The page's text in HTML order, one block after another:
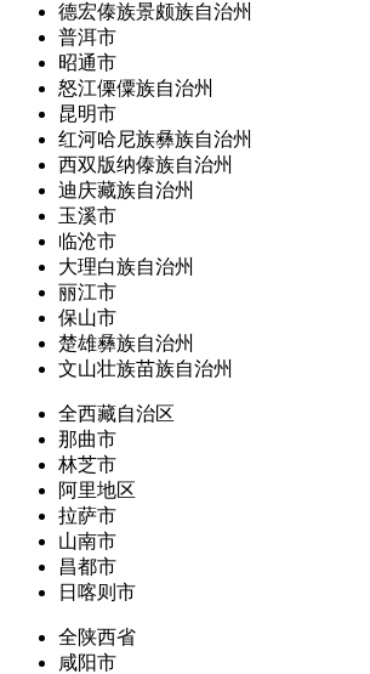
德宏傣族景颇族自治州
普洱市
昭通市
怒江傈僳族自治州
昆明市
红河哈尼族彝族自治州
西双版纳傣族自治州
迪庆藏族自治州
玉溪市
临沧市
大理白族自治州
丽江市
保山市
楚雄彝族自治州
文山壮族苗族自治州
全西藏自治区
那曲市
林芝市
阿里地区
拉萨市
山南市
昌都市
日喀则市
全陕西省
咸阳市